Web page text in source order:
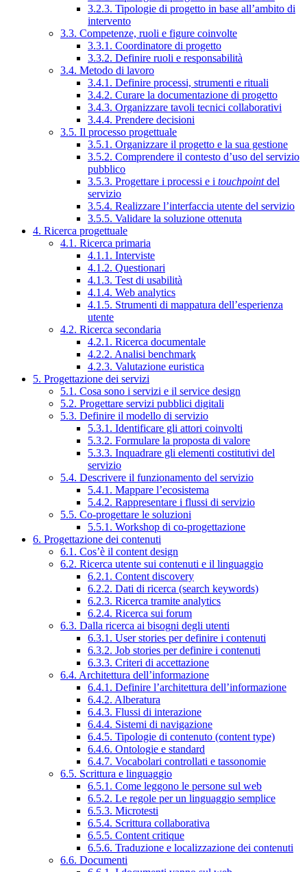
3.2.3. Tipologie di progetto in base all’ambito di
intervento
3.3. Competenze, ruoli e figure coinvolte
3.3.1. Coordinatore di progetto
3.3.2. Definire ruoli e responsabilità
3.4. Metodo di lavoro
3.4.1. Definire processi, strumenti e rituali
3.4.2. Curare la documentazione di progetto
3.4.3. Organizzare tavoli tecnici collaborativi
3.4.4. Prendere decisioni
3.5. Il processo progettuale
3.5.1. Organizzare il progetto e la sua gestione
3.5.2. Comprendere il contesto d’uso del servizio
pubblico
3.5.3. Progettare i processi e i touchpointdel
servizio
3.5.4. Realizzare l’interfaccia utente del servizio
3.5.5. Validare la soluzione ottenuta
4. Ricerca progettuale
4.1. Ricerca primaria
4.1.1. Interviste
4.1.2. Questionari
4.1.3. Test di usabilità
4.1.4. Web analytics
4.1.5. Strumenti di mappatura dell’esperienza
utente
4.2. Ricerca secondaria
4.2.1. Ricerca documentale
4.2.2. Analisi benchmark
4.2.3. Valutazione euristica
5. Progettazione dei servizi
5.1. Cosa sono i servizi e il service design
5.2. Progettare servizi pubblici digitali
5.3. Definire il modello di servizio
5.3.1. Identificare gli attori coinvolti
5.3.2. Formulare la proposta di valore
5.3.3. Inquadrare gli elementi costitutivi del
servizio
5.4. Descrivere il funzionamento del servizio
5.4.1. Mappare l’ecosistema
5.4.2. Rappresentare i flussi di servizio
5.5. Co-progettare le soluzioni
5.5.1. Workshop di co-progettazione
6. Progettazione dei contenuti
6.1. Cos’è il content design
6.2. Ricerca utente sui contenuti e il linguaggio
6.2.1. Content discovery
6.2.2. Dati di ricerca (search keywords)
6.2.3. Ricerca tramite analytics
6.2.4. Ricerca sui forum
6.3. Dalla ricerca ai bisogni degli utenti
6.3.1. User stories per definire i contenuti
6.3.2. Job stories per definire i contenuti
6.3.3. Criteri di accettazione
6.4. Architettura dell’informazione
6.4.1. Definire l’architettura dell’informazione
6.4.2. Alberatura
6.4.3. Flussi di interazione
6.4.4. Sistemi di navigazione
6.4.5. Tipologie di contenuto (content type)
6.4.6. Ontologie e standard
6.4.7. Vocabolari controllati e tassonomie
6.5. Scrittura e linguaggio
6.5.1. Come leggono le persone sul web
6.5.2. Le regole per un linguaggio semplice
6.5.3. Microtesti
6.5.4. Scrittura collaborativa
6.5.5. Content critique
6.5.6. Traduzione e localizzazione dei contenuti
6.6. Documenti